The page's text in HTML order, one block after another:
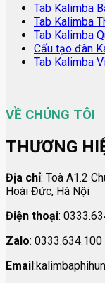
Tab Kalimba
Tab Kalimba
Tab Kalimba
Cấu tạo đàn
Tab Kalimba
VỀ CHÚNG TÔI
THƯƠNG
Địa chỉ: Toà A1.2
Hoài Đức, Hà Nội
Điện thoại:
Zalo: 0333.634.100
Email